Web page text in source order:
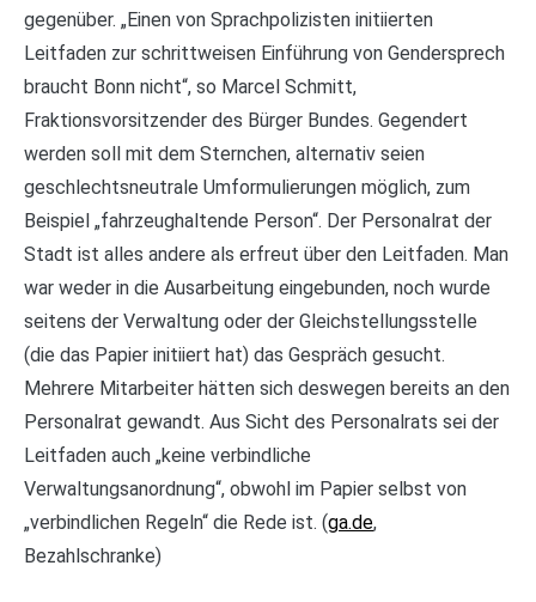
gegenüber. „Einen von Sprachpolizisten initiierten
Leitfaden zur schrittweisen Einführung von Gendersprech
braucht Bonn nicht“, so Marcel Schmitt,
Fraktionsvorsitzender des Bürger Bundes. Gegendert
werden soll mit dem Sternchen, alternativ seien
geschlechtsneutrale Umformulierungen möglich, zum
Beispiel „fahrzeughaltende Person“. Der Personalrat der
Stadt ist alles andere als erfreut über den Leitfaden. Man
war weder in die Ausarbeitung eingebunden, noch wurde
seitens der Verwaltung oder der Gleichstellungsstelle
(die das Papier initiiert hat) das Gespräch gesucht.
Mehrere Mitarbeiter hätten sich deswegen bereits an den
Personalrat gewandt. Aus Sicht des Personalrats sei der
Leitfaden auch „keine verbindliche
Verwaltungsanordnung“, obwohl im Papier selbst von
„verbindlichen Regeln“ die Rede ist. (ga.de,
Bezahlschranke)